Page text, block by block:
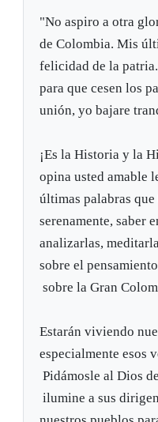
"No aspiro a otra
de Colombia. Mis
felicidad de la
para que cesen los
unión, yo bajare
¡Es la Historia y la
opina usted amable
últimas palabras
serenamente, saber
analizarlas,
sobre el
sobre la Gran
Estarán viviendo
especialmente esos
Pidámosle al Dios
ilumine a sus